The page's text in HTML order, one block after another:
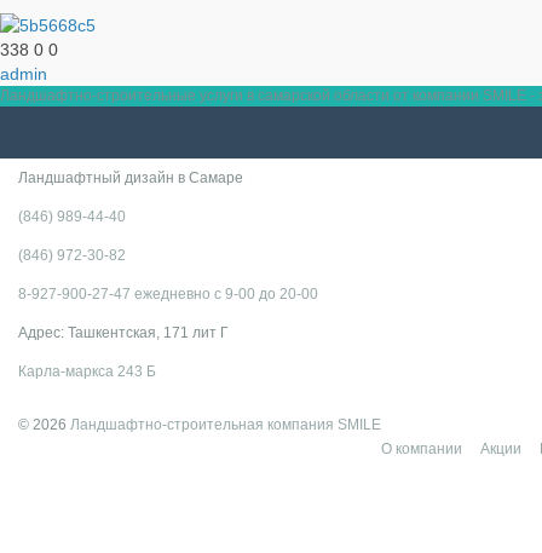
338 0 0
admin
Ландшафтно-строительные услуги в самарской области от компании SMILE -
Ландшафтный дизайн в Самаре
(846) 989-44-40
(846) 972-30-82
8-927-900-27-47 ежедневно с 9-00 до 20-00
Адрес: Ташкентская, 171 лит Г
Карла-маркса 243 Б
© 2026 Ландшафтно-строительная компания SMILE
О компании
Акции